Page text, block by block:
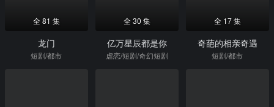
全 81 集
龙门
短剧/都市
全 30 集
亿万星辰都是你
虐恋/短剧/奇幻短剧
全 17 集
奇葩的相亲奇遇
短剧/都市